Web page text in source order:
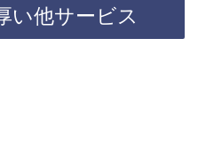
い他サービス